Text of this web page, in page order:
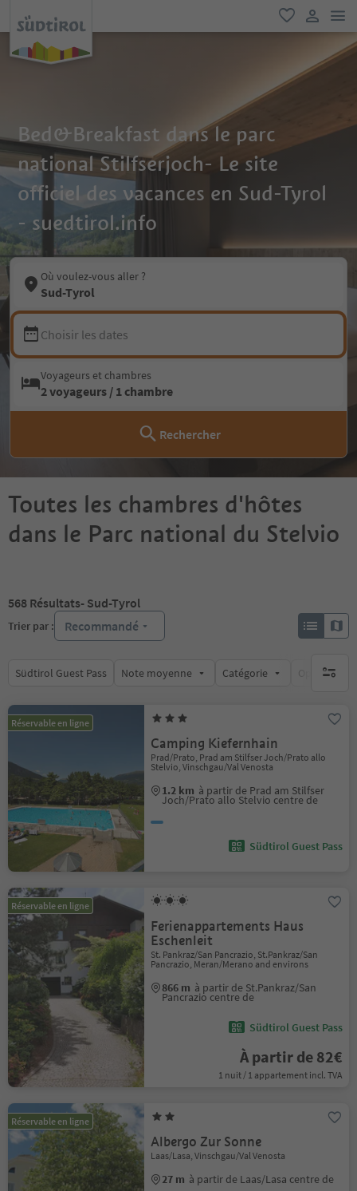
favori
lien
Bed&Breakfast dans le parc
national Stilfserjoch- Le site
officiel des vacances en Sud-Tyrol
- suedtirol.info
Où voulez-vous aller ?
Sud-Tyrol
Choisir les dates
Voyageurs et chambres
2 voyageurs / 1 chambre
Rechercher
Toutes les chambres d'hôtes
dans le Parc national du Stelvio
568 Résultats- Sud-Tyrol
Trier par : Recommandé
Südtirol Guest Pass Note moyenne Catégorie Options de
aucun
Réservable en ligne
Camping Kiefernhain
Prad/Prato, Prad am Stilfser Joch/Prato allo
Stelvio, Vinschgau/Val Venosta
1.2 km à partir de Prad am Stilfser
Joch/Prato allo Stelvio centre de
Südtirol Guest Pass
Réservable en ligne
Ferienappartements Haus
Eschenleit
St. Pankraz/San Pancrazio, St.Pankraz/San
Pancrazio, Meran/Merano and environs
866 m à partir de St.Pankraz/San
Pancrazio centre de
Südtirol Guest Pass
À partir de 82€
1 nuit / 1 appartement incl. TVA
Réservable en ligne
Albergo Zur Sonne
Laas/Lasa, Vinschgau/Val Venosta
27 m à partir de Laas/Lasa centre de